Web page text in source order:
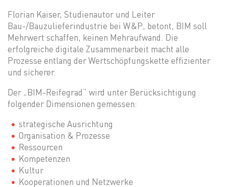
Florian Kaiser, Studienautor und Leiter
Bau-/Bauzulieferindustrie bei W&P, betont, BIM soll
Mehrwert schaffen, keinen Mehraufwand. Die
erfolgreiche digitale Zusammenarbeit macht alle
Prozesse entlang der Wertschöpfungskette effizienter
und sicherer.
Der „BIM-Reifegrad“ wird unter Berücksichtigung
folgender Dimensionen gemessen:
strategische Ausrichtung
Organisation & Prozesse
Ressourcen
Kompetenzen
Kultur
Kooperationen und Netzwerke